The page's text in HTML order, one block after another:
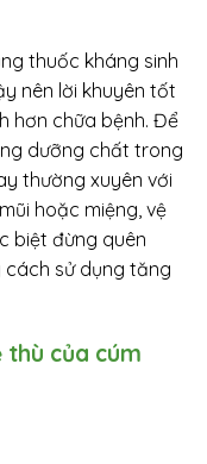
thuốc kháng sinh
nên lời khuyên tốt
hơn chữa bệnh. Để
dưỡng chất trong
thường xuyên với
hoặc miệng, vệ
biệt đừng quên
sử dụng tăng
thù của cúm